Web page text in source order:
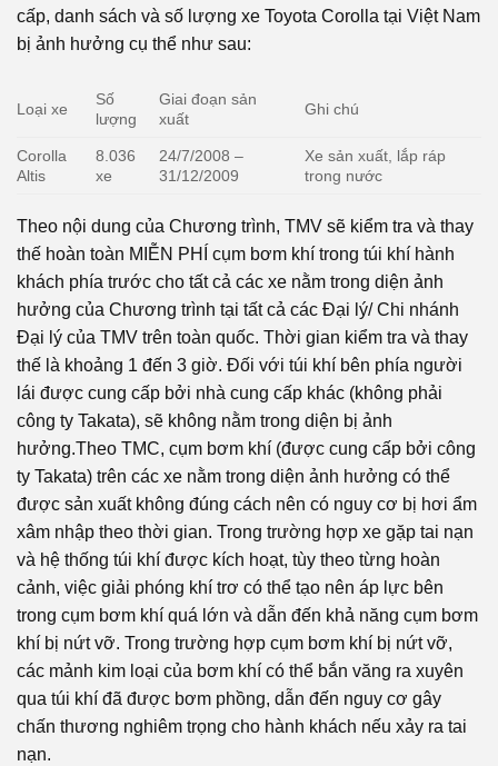
cấp, danh sách và số lượng xe Toyota Corolla tại Việt Nam
bị ảnh hưởng cụ thể như sau:
Loại xe
Số
lượng
Giai đoạn sản
xuất
Ghi chú
Corolla
Altis
8.036
xe
24/7/2008 –
31/12/2009
Xe sản xuất, lắp ráp
trong nước
Theo nội dung của Chương trình, TMV sẽ kiểm tra và thay
thế hoàn toàn MIỄN PHÍ cụm bơm khí trong túi khí hành
khách phía trước cho tất cả các xe nằm trong diện ảnh
hưởng của Chương trình tại tất cả các Đại lý/ Chi nhánh
Đại lý của TMV trên toàn quốc. Thời gian kiểm tra và thay
thế là khoảng 1 đến 3 giờ. Đối với túi khí bên phía người
lái được cung cấp bởi nhà cung cấp khác (không phải
công ty Takata), sẽ không nằm trong diện bị ảnh
hưởng.Theo TMC, cụm bơm khí (được cung cấp bởi công
ty Takata) trên các xe nằm trong diện ảnh hưởng có thể
được sản xuất không đúng cách nên có nguy cơ bị hơi ẩm
xâm nhập theo thời gian. Trong trường hợp xe gặp tai nạn
và hệ thống túi khí được kích hoạt, tùy theo từng hoàn
cảnh, việc giải phóng khí trơ có thể tạo nên áp lực bên
trong cụm bơm khí quá lớn và dẫn đến khả năng cụm bơm
khí bị nứt vỡ. Trong trường hợp cụm bơm khí bị nứt vỡ,
các mảnh kim loại của bơm khí có thể bắn văng ra xuyên
qua túi khí đã được bơm phồng, dẫn đến nguy cơ gây
chấn thương nghiêm trọng cho hành khách nếu xảy ra tai
nạn.